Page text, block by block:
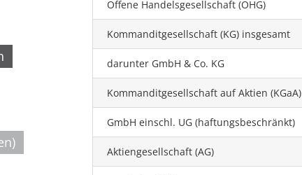
Offene Handelsgesellschaft (OHG)
Kommanditgesellschaft (KG) insgesamt
darunter GmbH & Co. KG
Kommanditgesellschaft auf Aktien (KGaA)
GmbH einschl. UG (haftungsbeschränkt)
Aktiengesellschaft (AG)